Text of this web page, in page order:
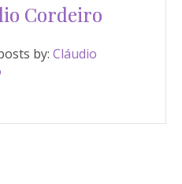
Cordeiro
by: Cláudio